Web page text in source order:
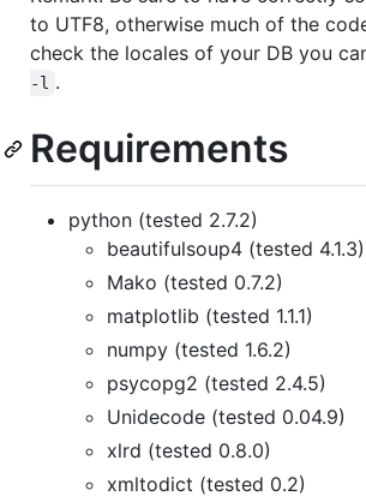
to UTF8, otherwise much of the
check the locales of your DB you
-l .
Requirements
python (tested 2.7.2)
beautifulsoup4 (tested 4.1.3)
Mako (tested 0.7.2)
matplotlib (tested 1.1.1)
numpy (tested 1.6.2)
psycopg2 (tested 2.4.5)
Unidecode (tested 0.04.9)
xlrd (tested 0.8.0)
xmltodict (tested 0.2)